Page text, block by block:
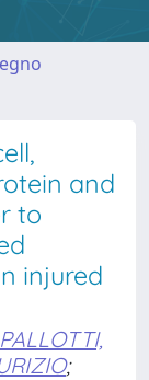
and
to
injured
PALLOTTI,
;